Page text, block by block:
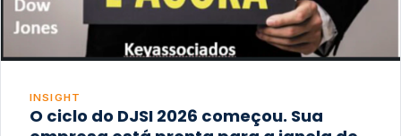
INSIGHT
O ciclo do DJSI 2026 começou. Sua